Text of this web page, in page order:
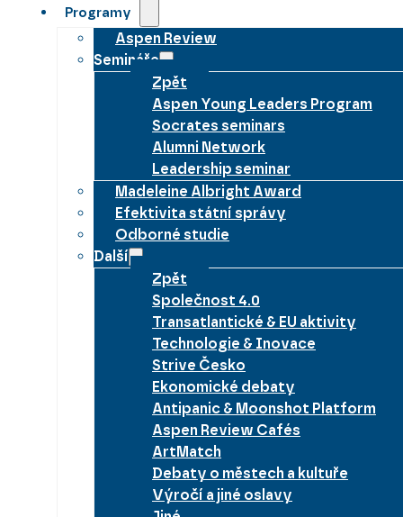
Programy
Aspen Review
Semináře
Zpět
Aspen Young Leaders Program
Socrates seminars
Alumni Network
Leadership seminar
Madeleine Albright Award
Efektivita státní správy
Odborné studie
Další
Zpět
Společnost 4.0
Transatlantické & EU aktivity
Technologie & Inovace
Strive Česko
Ekonomické debaty
Antipanic & Moonshot Platform
Aspen Review Cafés
ArtMatch
Debaty o městech a kultuře
Výročí a jiné oslavy